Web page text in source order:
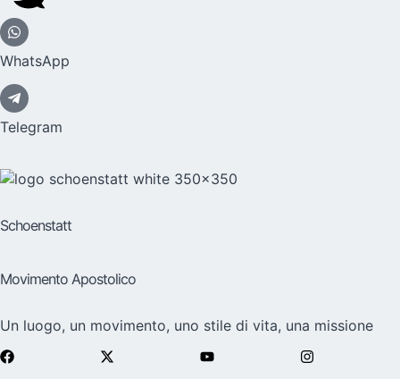
WhatsApp
Telegram
Schoenstatt
Movimento Apostolico
Un luogo, un movimento, uno stile di vita, una missione